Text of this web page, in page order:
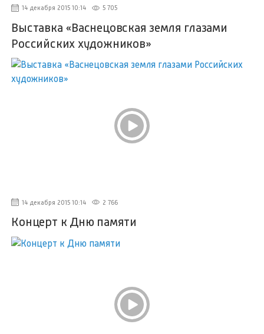
14 декабря 2015 10:14 5 705
Выставка «Васнецовская земля глазами
Российских художников»
14 декабря 2015 10:14 2 766
Концерт к Дню памяти